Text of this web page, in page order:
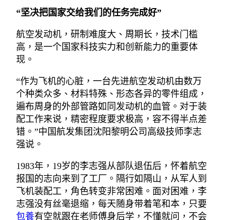
“坚决把国家交给我们的任务完成好”
航空发动机，研制难度大、周期长，技术门槛
高，是一个国家科技实力和创新能力的重要体
现。
“作为飞机的心脏，一台先进航空发动机由数万
个种类众多、材料特殊、形态各异的零件组成，
遍布周身的外部管路如同发动机的血管。对于装
配工作来说，精密程度要求极高，容不得半点差
错。”中国航发集团沈阳黎明公司高级技师李志
强说。
1983年，19岁的李志强从部队退伍后，怀着航空
报国的志向来到了工厂。隔行如隔山，从军人到
飞机装配工，角色转变非常困难。面对困难，李
志强没有丝毫退缩，每天随身带着笔和本，只要
包養有空就跟在老师傅身后学，不懂就问，不会